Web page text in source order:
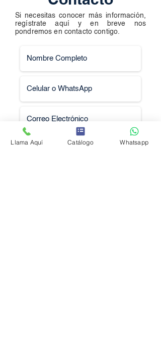
Si necesitas conocer más información,
regístrate aquí y en breve nos
pondremos en contacto contigo.
Llama Aquí Catálogo Whatsapp